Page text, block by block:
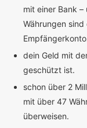
mit einer Bank
Währungen
dein Geld mit
geschützt ist.
schon über 2
mit über 47
überweisen.